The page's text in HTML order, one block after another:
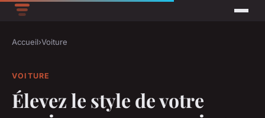
Accueil›Voiture
VOITURE
Élevez le style de votre